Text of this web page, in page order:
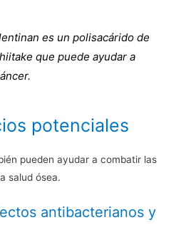
es un polisacárido de
que puede ayudar a
potenciales
pueden ayudar a combatir las
salud ósea.
antibacterianos y